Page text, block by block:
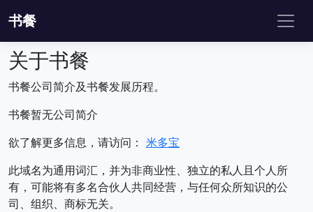
书餐
关于书餐
书餐公司简介及书餐发展历程。
书餐暂无公司简介
欲了解更多信息，请访问： 米多宝
此域名为通用词汇，并为非商业性、独立的私人且个人所
有，可能将有多名合伙人共同经营，与任何众所知识的公
司、组织、商标无关。